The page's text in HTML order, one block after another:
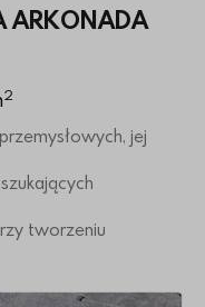
ARKONADA
2
jej
tworzeniu